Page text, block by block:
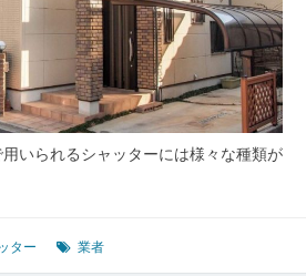
いられるシャッターには様々な種類が
ター 業者